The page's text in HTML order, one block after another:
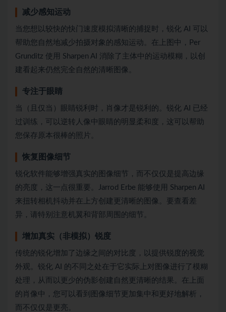
减少感知运动
当您想以较快的快门速度模拟清晰的捕捉时，锐化 AI 可以
帮助您自然地减少拍摄对象的感知运动。在上图中，Per
Grunditz 使用 Sharpen AI 消除了主体中的运动模糊，以创
建看起来仍然完全自然的清晰图像。
专注于眼睛
当（且仅当）眼睛锐利时，肖像才是锐利的。锐化 AI 已经
过训练，可以逆转人像中眼睛的明显柔和度，这可以帮助
您保存原本很棒的照片。
恢复图像细节
锐化软件能够增强真实的图像细节，而不仅仅是提高边缘
的亮度，这一点很重要。Jarrod Erbe 能够使用 Sharpen AI
来扭转相机抖动并在上方创建更清晰的图像。要查看差
异，请特别注意机翼和背部周围的细节。
增加真实（非模拟）锐度
传统的锐化增加了边缘之间的对比度，以提供锐度的视觉
外观。锐化 AI 的不同之处在于它实际上对图像进行了模糊
处理，从而以更少的伪影创建自然更清晰的结果。在上面
的肖像中，您可以看到图像细节更加集中和更好地解析，
而不仅仅是更亮。